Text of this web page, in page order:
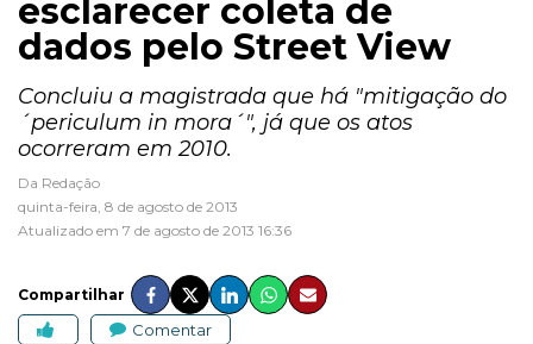
esclarecer coleta de
dados pelo Street View
Concluiu a magistrada que há "mitigação do
´periculum in mora´", já que os atos
ocorreram em 2010.
Da Redação
quinta-feira, 8 de agosto de 2013
Atualizado em 7 de agosto de 2013 16:36
Compartilhar
Comentar